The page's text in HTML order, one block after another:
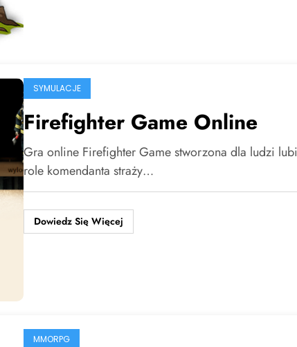
SYMULACJE
Firefighter Game Online
Gra online Firefighter Game stworzona dla ludzi
role komendanta straży…
Dowiedz Się Więcej
MMORPG